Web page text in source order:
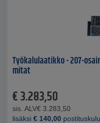
Työkalulaatikko - 207-
mitat
€3.283,50
sis. ALV€ 3.283,50
lisäksi € 140,00